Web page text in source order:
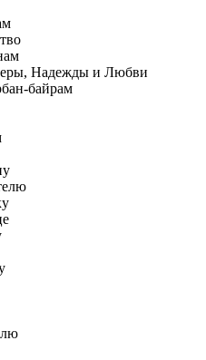
Надежды и Любви
байрам